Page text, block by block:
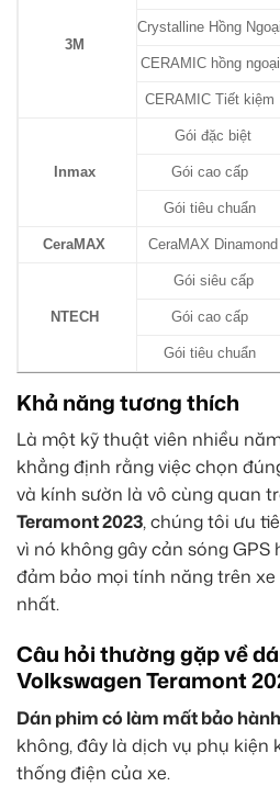
3M
Crystalline Hồng Ngoại
CERAMIC hồng ngoại
CERAMIC Tiết kiệm
Inmax
Gói đặc biệt
Gói cao cấp
Gói tiêu chuẩn
CeraMAX CeraMAX Dinamond
NTECH
Gói siêu cấp
Gói cao cấp
Gói tiêu chuẩn
Khả năng tương thích
Là một kỹ thuật viên nhiều
khẳng định rằng việc chọn
và kính sườn là vô cùng quan
Teramont 2023, chúng tôi ưu
vì nó không gây cản sóng GPS
đảm bảo mọi tính năng trên
nhất.
Câu hỏi thường gặp về
Volkswagen Teramont
Dán phim có làm mất bảo
không, đây là dịch vụ phụ kiện
thống điện của xe.